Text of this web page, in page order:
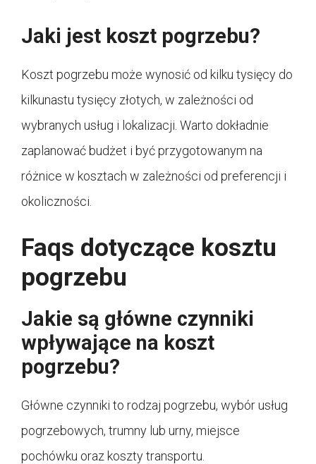
Jaki jest koszt pogrzebu?
Koszt pogrzebu może wynosić od kilku tysięcy do
kilkunastu tysięcy złotych, w zależności od
wybranych usług i lokalizacji. Warto dokładnie
zaplanować budżet i być przygotowanym na
różnice w kosztach w zależności od preferencji i
okoliczności.
Faqs dotyczące kosztu
pogrzebu
Jakie są główne czynniki
wpływające na koszt
pogrzebu?
Główne czynniki to rodzaj pogrzebu, wybór usług
pogrzebowych, trumny lub urny, miejsce
pochówku oraz koszty transportu.